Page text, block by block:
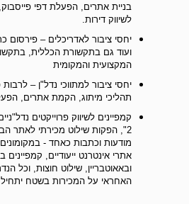
בניית אתרים, הפעלת דפי פייסבוק,
לשיווק דירות.
יחסי ציבור לאדריכלים – פירסום
ועוד גם בתקשורת הכללית,
המקצועית והמקומית
יחסי ציבור למתווכי נדל"ן –
תהליכי מיתוג, הקמת אתרים,
קמפיינים לשיווק פרוייקטים
2", הפקות שילוט מכירתי לאתר
מודעות וכתבות כאחד -
אתרי אינטרנט ייעודיים, קמפיינים
ובאאוטבריין, שילוט חוצות, וכל
האחראי על המכירות בשטח יתחיל